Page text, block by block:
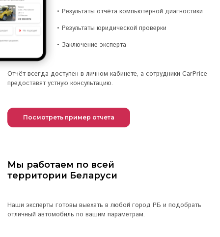
• Результаты отчёта компьютерной диагностики
• Результаты юридической проверки
• Заключение эксперта
Отчёт всегда доступен в личном кабинете, а сотрудники CarPrice
предоставят устную консультацию.
Посмотреть пример отчета
Мы работаем по всей
территории Беларуси
Наши эксперты готовы выехать в любой город РБ и подобрать
отличный автомобиль по вашим параметрам.